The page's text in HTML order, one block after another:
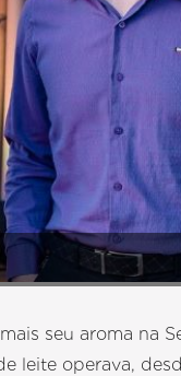
seu aroma na
leite operava,